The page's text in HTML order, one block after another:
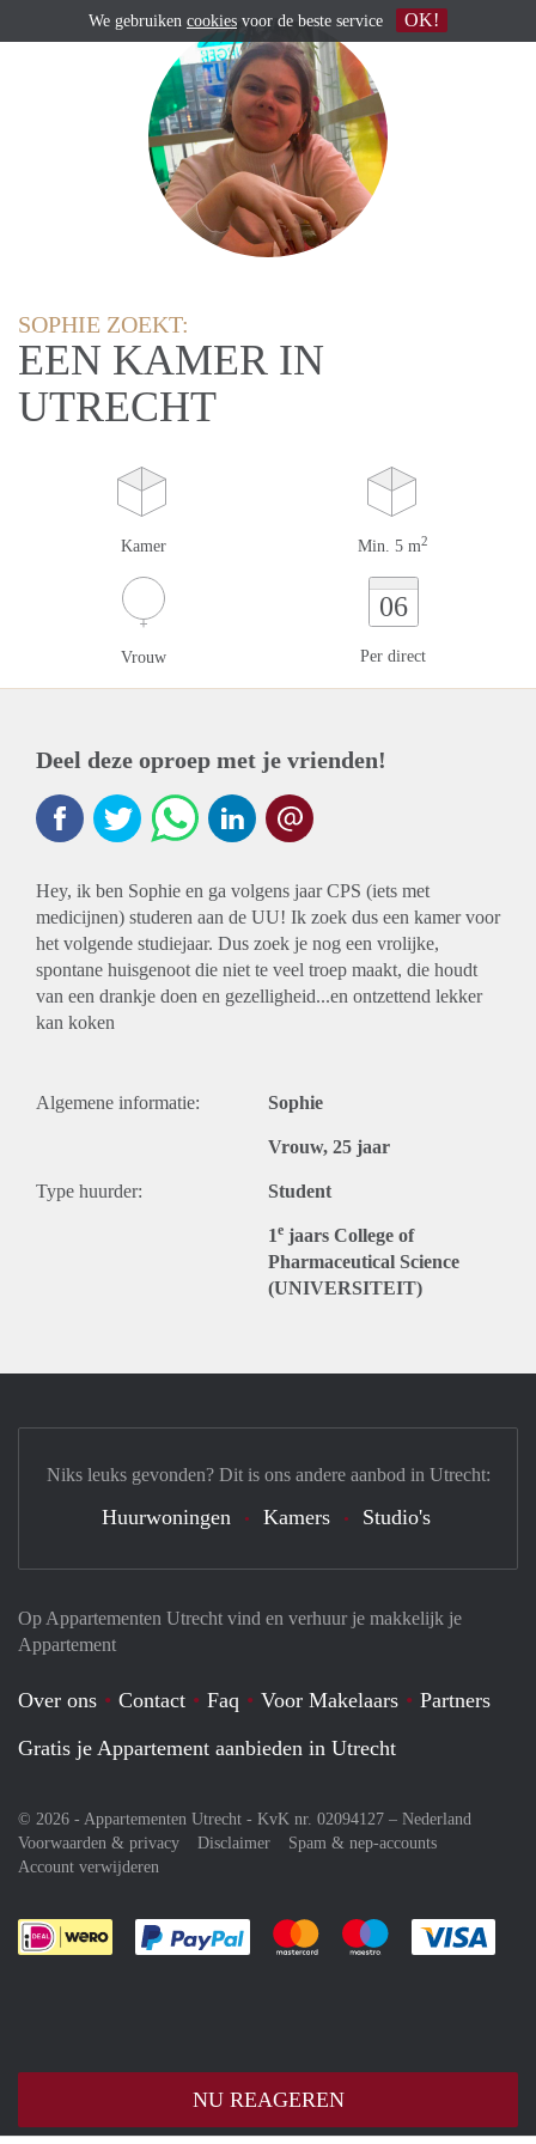
SOPHIE ZOEKT:
EEN KAMER IN
UTRECHT
Kamer Min. 5 m2
Vrouw
06
Per direct
Deel deze oproep met je vrienden!
Hey, ik ben Sophie en ga volgens jaar CPS (iets met
medicijnen) studeren aan de UU! Ik zoek dus een kamer voor
het volgende studiejaar. Dus zoek je nog een vrolijke,
spontane huisgenoot die niet te veel troep maakt, die houdt
van een drankje doen en gezelligheid...en ontzettend lekker
kan koken
Algemene informatie: Sophie
Vrouw, 25 jaar
Type huurder: Student
1e jaars College of
Pharmaceutical Science
(UNIVERSITEIT)
NU REAGEREN
Op Appartementen Utrecht vind en verhuur je makkelijk je
Appartement
Over ons Contact Faq Voor Makelaars
Partners
Gratis je Appartement aanbieden in Utrecht
© 2026 - Appartementen Utrecht - KvK nr. 02094127 – Nederland
Voorwaarden & privacy
Disclaimer
Spam & nep-accounts
Account verwijderen
Je rekent gemakkelijk af met Paypal
Je rekent gemakkelijk af met
Je rekent
Niks leuks gevonden? Dit is ons andere aanbod in Utrecht:
Huurwoningen Kamers Studio's
We gebruiken cookies voor de beste service OK!